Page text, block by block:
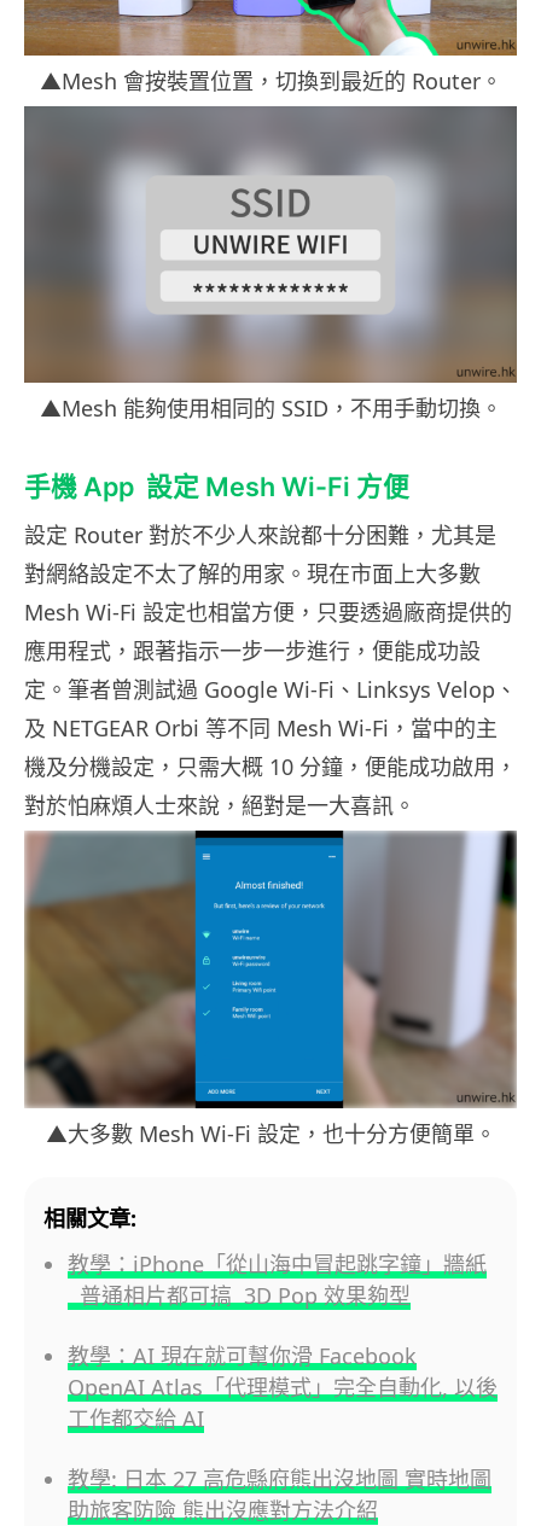
▲Mesh 會按裝置位置，切換到最近的 Router。
▲Mesh 能夠使用相同的 SSID，不用手動切換。
手機 App 設定 Mesh Wi-Fi 方便
設定 Router 對於不少人來說都十分困難，尤其是
對網絡設定不太了解的用家。現在市面上大多數
Mesh Wi-Fi 設定也相當方便，只要透過廠商提供的
應用程式，跟著指示一步一步進行，便能成功設
定。筆者曾測試過 Google Wi-Fi、Linksys Velop、
及 NETGEAR Orbi 等不同 Mesh Wi-Fi，當中的主
機及分機設定，只需大概 10 分鐘，便能成功啟用，
對於怕麻煩人士來說，絕對是一大喜訊。
▲大多數 Mesh Wi-Fi 設定，也十分方便簡單。
相關文章:
教學：iPhone「從山海中冒起跳字鐘」牆紙
普通相片都可搞 3D Pop 效果夠型
教學：AI 現在就可幫你滑 Facebook
OpenAI Atlas「代理模式」完全自動化, 以後
工作都交給 AI
教學: 日本 27 高危縣府熊出沒地圖 實時地圖
助旅客防險 熊出沒應對方法介紹